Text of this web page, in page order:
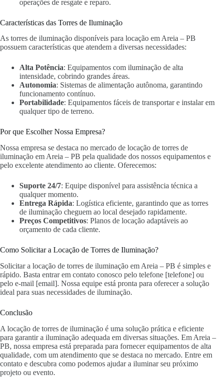
operações de resgate e reparo.
Características das Torres de Iluminação
As torres de iluminação disponíveis para locação em Areia – PB
possuem características que atendem a diversas necessidades:
Alta Potência: Equipamentos com iluminação de alta
intensidade, cobrindo grandes áreas.
Autonomia: Sistemas de alimentação autônoma, garantindo
funcionamento contínuo.
Portabilidade: Equipamentos fáceis de transportar e instalar em
qualquer tipo de terreno.
Por que Escolher Nossa Empresa?
Nossa empresa se destaca no mercado de locação de torres de
iluminação em Areia – PB pela qualidade dos nossos equipamentos e
pelo excelente atendimento ao cliente. Oferecemos:
Suporte 24/7: Equipe disponível para assistência técnica a
qualquer momento.
Entrega Rápida: Logística eficiente, garantindo que as torres
de iluminação cheguem ao local desejado rapidamente.
Preços Competitivos: Planos de locação adaptáveis ao
orçamento de cada cliente.
Como Solicitar a Locação de Torres de Iluminação?
Solicitar a locação de torres de iluminação em Areia – PB é simples e
rápido. Basta entrar em contato conosco pelo telefone [telefone] ou
pelo e-mail [email]. Nossa equipe está pronta para oferecer a solução
ideal para suas necessidades de iluminação.
Conclusão
A locação de torres de iluminação é uma solução prática e eficiente
para garantir a iluminação adequada em diversas situações. Em Areia –
PB, nossa empresa está preparada para fornecer equipamentos de alta
qualidade, com um atendimento que se destaca no mercado. Entre em
contato e descubra como podemos ajudar a iluminar seu próximo
projeto ou evento.